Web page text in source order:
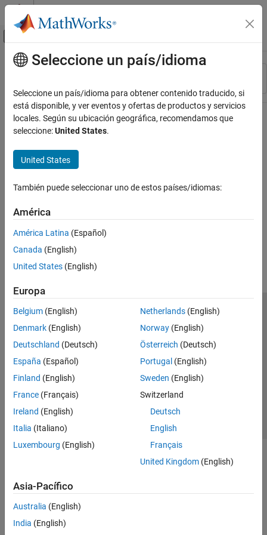
Saltar al contenido
Mostrar/ocultar menú de navegación
Recurso
Contenido principal
Seleccione un país/idioma
Seleccione un país/idioma para obtener contenido traducido, si
está disponible, y ver eventos y ofertas de productos y servicios
locales. Según su ubicación geográfica, recomendamos que
seleccione:United States.
United States
También puede seleccionar uno de estos países/idiomas:
América
América Latina (Español)
Canada (English)
United States (English)
Europa
Belgium (English)
Denmark (English)
Deutschland (Deutsch)
España (Español)
Finland (English)
France (Français)
Ireland (English)
Italia (Italiano)
Luxembourg (English)
Netherlands(English)
Norway(English)
Österreich (Deutsch)
Portugal (English)
Sweden (English)
Switzerland
Deutsch
English
Français
United Kingdom(English)
Asia-Pacífico
Australia (English)
India (English)
Centro de confianza
Marcas comerciales
Política de privacidad
Antipiratería
Estado de las aplicaciones
Información de contacto
© 1994-2026 The MathWorks, Inc.